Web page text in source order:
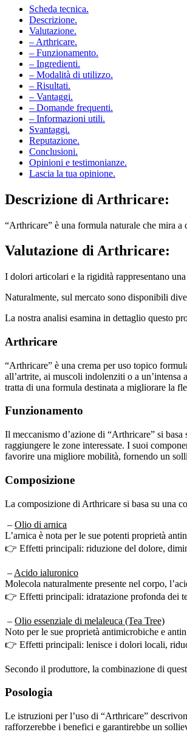
Scheda tecnica.
Descrizione.
Valutazione.
– Arthricare.
– Funzionamento.
– Ingredienti.
– Modalità di utilizzo.
– Risultati.
– Vantaggi.
– Domande frequenti.
– Informazioni utili.
Svantaggi.
Reputazione.
Conclusioni.
Opinioni e testimonianze.
Lascia la tua opinione.
Descrizione di Arthricare:
“Arthricare” è una formula naturale che mira
Valutazione diArthricare:
I dolori articolari e la rigidità rappresentano
Naturalmente, sul mercato sono disponibili
La nostra analisi esamina in dettaglio questo
Arthricare
“Arthricare” è una crema per uso topico
all’artrite, ai muscoli indolenziti o a
tratta di una formula destinata a migliorare la
Funzionamento
Il meccanismo d’azione di “Arthricare” si
raggiungere le zone interessate. I suoi
favorire una migliore mobilità, fornendo un
Composizione
La composizione di Arthricare si basa su una
– Olio di arnica
L’arnica è nota per le sue potenti proprietà
👉 Effetti principali: riduzione del dolore,
– Acido ialuronico
Molecola naturalmente presente nel corpo,
👉 Effetti principali: idratazione profonda dei
– Olio essenziale di melaleuca (Tea Tree)
Noto per le sue proprietà antimicrobiche e
👉 Effetti principali: lenisce i dolori locali,
Secondo il produttore, la combinazione di
Posologia
Le istruzioni per l’uso di “Arthricare”
rafforzerebbe i benefici e garantirebbe un